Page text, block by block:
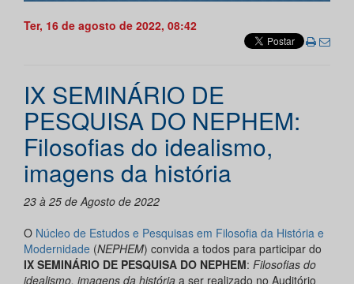
Ter, 16 de agosto de 2022, 08:42
IX SEMINÁRIO DE
PESQUISA DO NEPHEM:
Filosofias do idealismo,
imagens da história
23 à 25 de Agosto de 2022
O Núcleo de Estudos e Pesquisas em Filosofia da História e
Modernidade (NEPHEM) convida a todos para participar do
IX SEMINÁRIO DE PESQUISA DO NEPHEM: Filosofias do
idealismo, imagens da história a ser realizado no Auditório